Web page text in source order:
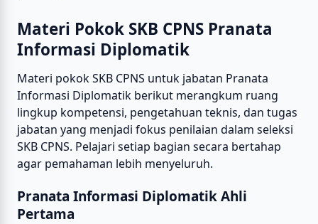
Materi Pokok SKB CPNS Pranata
Informasi Diplomatik
Materi pokok SKB CPNS untuk jabatan Pranata
Informasi Diplomatik berikut merangkum ruang
lingkup kompetensi, pengetahuan teknis, dan tugas
jabatan yang menjadi fokus penilaian dalam seleksi
SKB CPNS. Pelajari setiap bagian secara bertahap
agar pemahaman lebih menyeluruh.
Pranata Informasi Diplomatik Ahli
Pertama